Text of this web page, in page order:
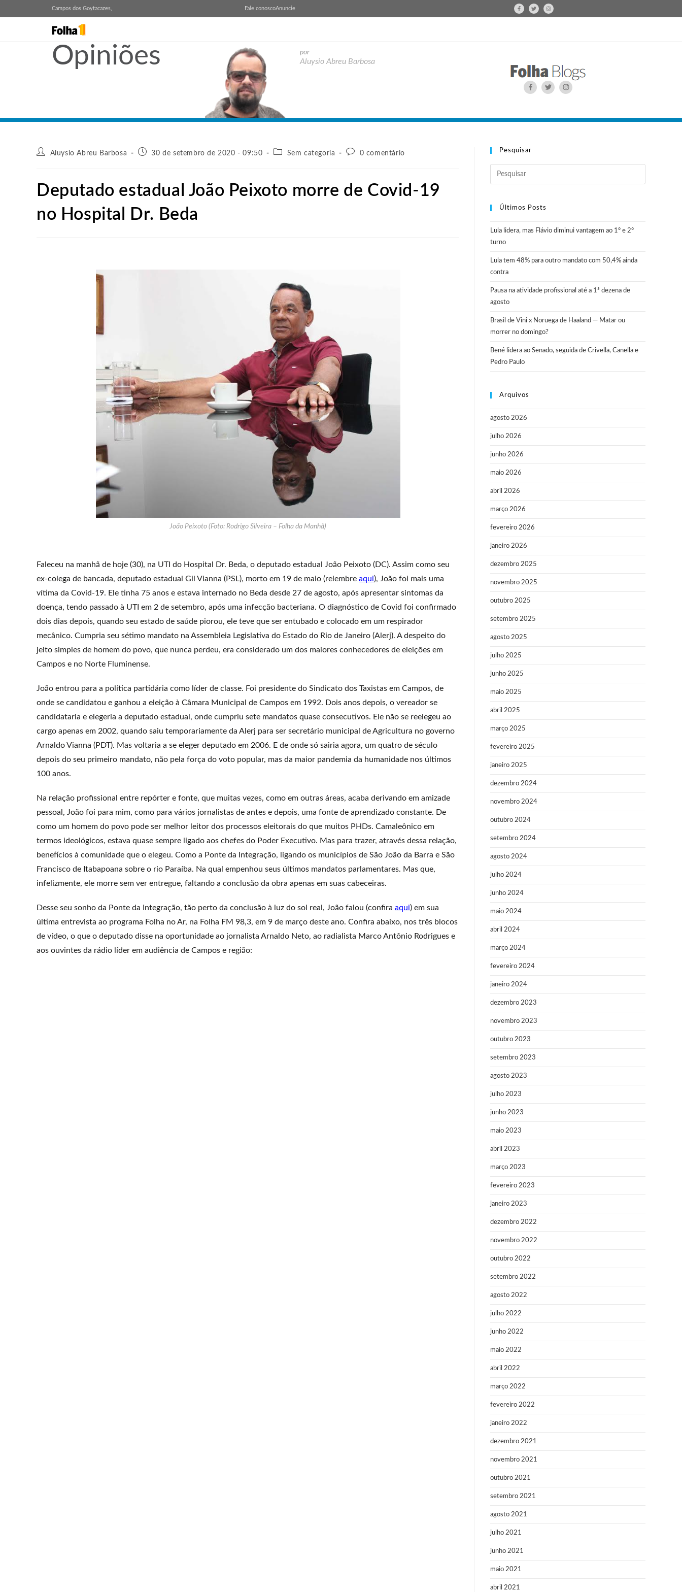
Campos dos Goytacazes, Fale conoscoAnuncie
Opiniões por
Aluysio Abreu Barbosa
Aluysio Abreu Barbosa 30 de setembro de 2020 - 09:50 Sem categoria 0 comentário
Deputado estadual João Peixoto morre de Covid-19
no Hospital Dr. Beda
João Peixoto (Foto: Rodrigo Silveira – Folha da Manhã)
Faleceu na manhã de hoje (30), na UTI do Hospital Dr. Beda, o deputado estadual João Peixoto (DC). Assim como seu
ex-colega de bancada, deputado estadual Gil Vianna (PSL), morto em 19 de maio (relembre aqui), João foi mais uma
vítima da Covid-19. Ele tinha 75 anos e estava internado no Beda desde 27 de agosto, após apresentar sintomas da
doença, tendo passado à UTI em 2 de setembro, após uma infecção bacteriana. O diagnóstico de Covid foi confirmado
dois dias depois, quando seu estado de saúde piorou, ele teve que ser entubado e colocado em um respirador
mecânico. Cumpria seu sétimo mandato na Assembleia Legislativa do Estado do Rio de Janeiro (Alerj). A despeito do
jeito simples de homem do povo, que nunca perdeu, era considerado um dos maiores conhecedores de eleições em
Campos e no Norte Fluminense.
João entrou para a política partidária como líder de classe. Foi presidente do Sindicato dos Taxistas em Campos, de
onde se candidatou e ganhou a eleição à Câmara Municipal de Campos em 1992. Dois anos depois, o vereador se
candidataria e elegeria a deputado estadual, onde cumpriu sete mandatos quase consecutivos. Ele não se reelegeu ao
cargo apenas em 2002, quando saiu temporariamente da Alerj para ser secretário municipal de Agricultura no governo
Arnaldo Vianna (PDT). Mas voltaria a se eleger deputado em 2006. E de onde só sairia agora, um quatro de século
depois do seu primeiro mandato, não pela força do voto popular, mas da maior pandemia da humanidade nos últimos
100 anos.
Na relação profissional entre repórter e fonte, que muitas vezes, como em outras áreas, acaba derivando em amizade
pessoal, João foi para mim, como para vários jornalistas de antes e depois, uma fonte de aprendizado constante. De
como um homem do povo pode ser melhor leitor dos processos eleitorais do que muitos PHDs. Camaleônico em
termos ideológicos, estava quase sempre ligado aos chefes do Poder Executivo. Mas para trazer, através dessa relação,
benefícios à comunidade que o elegeu. Como a Ponte da Integração, ligando os municípios de São João da Barra e São
Francisco de Itabapoana sobre o rio Paraíba. Na qual empenhou seus últimos mandatos parlamentares. Mas que,
infelizmente, ele morre sem ver entregue, faltando a conclusão da obra apenas em suas cabeceiras.
Desse seu sonho da Ponte da Integração, tão perto da conclusão à luz do sol real, João falou (confira aqui) em sua
última entrevista ao programa Folha no Ar, na Folha FM 98,3, em 9 de março deste ano. Confira abaixo, nos três blocos
de vídeo, o que o deputado disse na oportunidade ao jornalista Arnaldo Neto, ao radialista Marco Antônio Rodrigues e
aos ouvintes da rádio líder em audiência de Campos e região:
Pesquisar
Últimos Posts
Lula lidera, mas Flávio diminui vantagem ao 1º e 2º
turno
Lula tem 48% para outro mandato com 50,4% ainda
contra
Pausa na atividade profissional até a 1ª dezena de
agosto
Brasil de Vini x Noruega de Haaland — Matar ou
morrer no domingo?
Bené lidera ao Senado, seguida de Crivella, Canella e
Pedro Paulo
Arquivos
agosto 2026
julho 2026
junho 2026
maio 2026
abril 2026
março 2026
fevereiro 2026
janeiro 2026
dezembro 2025
novembro 2025
outubro 2025
setembro 2025
agosto 2025
julho 2025
junho 2025
maio 2025
abril 2025
março 2025
fevereiro 2025
janeiro 2025
dezembro 2024
novembro 2024
outubro 2024
setembro 2024
agosto 2024
julho 2024
junho 2024
maio 2024
abril 2024
março 2024
fevereiro 2024
janeiro 2024
dezembro 2023
novembro 2023
outubro 2023
setembro 2023
agosto 2023
julho 2023
junho 2023
maio 2023
abril 2023
março 2023
fevereiro 2023
janeiro 2023
dezembro 2022
novembro 2022
outubro 2022
setembro 2022
agosto 2022
julho 2022
junho 2022
maio 2022
abril 2022
março 2022
fevereiro 2022
janeiro 2022
dezembro 2021
novembro 2021
outubro 2021
setembro 2021
agosto 2021
julho 2021
junho 2021
maio 2021
abril 2021